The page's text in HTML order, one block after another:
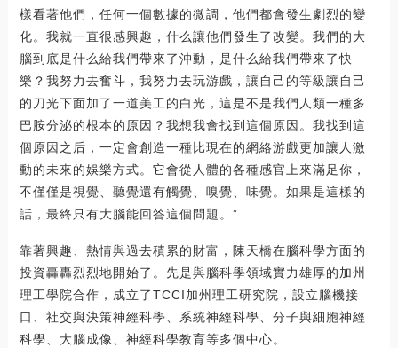
樣看著他們，任何一個數據的微調，他們都會發生劇烈的變
化。我就一直很感興趣，什么讓他們發生了改變。我們的大
腦到底是什么給我們帶來了沖動，是什么給我們帶來了快
樂？我努力去奮斗，我努力去玩游戲，讓自己的等級讓自己
的刀光下面加了一道美工的白光，這是不是我們人類一種多
巴胺分泌的根本的原因？我想我會找到這個原因。我找到這
個原因之后，一定會創造一種比現在的網絡游戲更加讓人激
動的未來的娛樂方式。它會從人體的各種感官上來滿足你，
不僅僅是視覺、聽覺還有觸覺、嗅覺、味覺。如果是這樣的
話，最終只有大腦能回答這個問題。”
靠著興趣、熱情與過去積累的財富，陳天橋在腦科學方面的
投資轟轟烈烈地開始了。先是與腦科學領域實力雄厚的加州
理工學院合作，成立了TCCI加州理工研究院，設立腦機接
口、社交與決策神經科學、系統神經科學、分子與細胞神經
科學、大腦成像、神經科學教育等多個中心。